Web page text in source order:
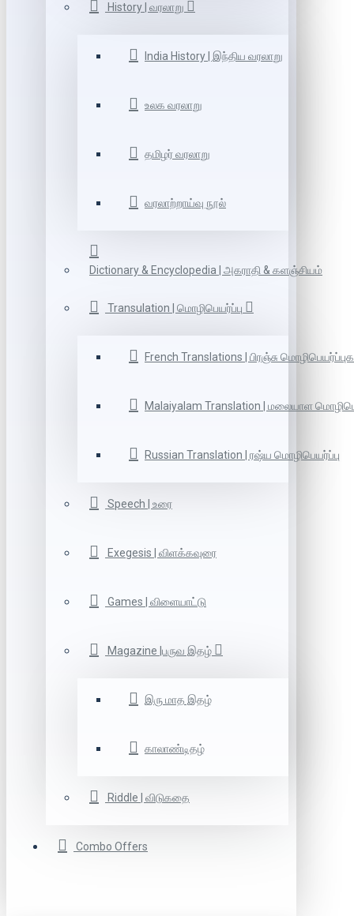
History | வரலாறு
India History | இந்திய வரலாறு
உலக வரலாறு
தமிழர் வரலாறு
வரலாற்றாய்வு நூல்
Dictionary & Encyclopedia | அகராதி & களஞ்சியம்
Transulation | மொழிபெயர்ப்பு
French Translations | பிரஞ்சு
Malaiyalam Translation | மலையாள
Russian Translation | ரஷ்ய மொழிபெயர்ப்பு
Speech | உரை
Exegesis | விளக்கவுரை
Games | விளையாட்டு
Magazine |பருவ இதழ்
இரு மாத இதழ்
காலாண்டிதழ்
Riddle | விடுகதை
Combo Offers